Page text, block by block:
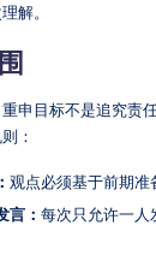
解。
申目标不是追究责
：
观点必须基于前期准
言： 每次只允许一人